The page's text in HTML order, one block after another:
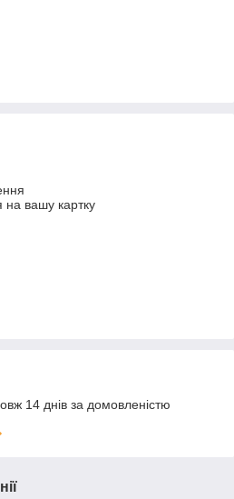
на вашу картку
14 днів за домовленістю